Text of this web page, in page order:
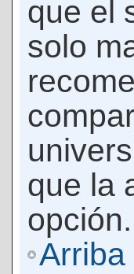
que el
solo
que la
opción.
Arriba